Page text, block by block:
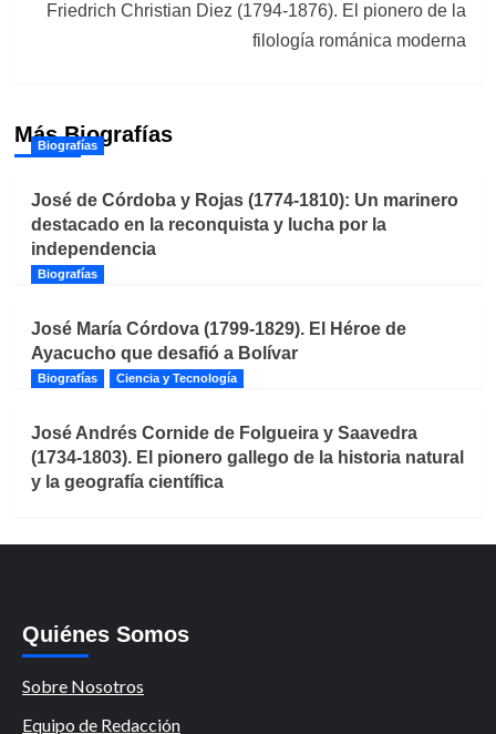
Friedrich Christian Diez (1794-1876). El pionero de la
filología románica moderna
Más Biografías
Biografías
José de Córdoba y Rojas (1774-1810): Un marinero
destacado en la reconquista y lucha por la
independencia
Biografías
José María Córdova (1799-1829). El Héroe de
Ayacucho que desafió a Bolívar
Biografías Ciencia y Tecnología
José Andrés Cornide de Folgueira y Saavedra
(1734-1803). El pionero gallego de la historia natural
y la geografía científica
Quiénes Somos
Sobre Nosotros
Equipo de Redacción